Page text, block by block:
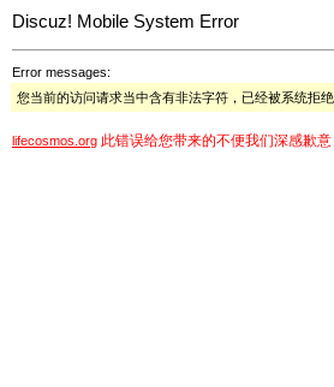
Discuz! Mobile System Error
Error messages:
您当前的访问请求当中含有非法字符，已经被系统拒绝
lifecosmos.org 此错误给您带来的不便我们深感歉意